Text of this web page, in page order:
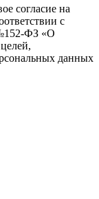
согласие на
с
ФЗ «О
данных